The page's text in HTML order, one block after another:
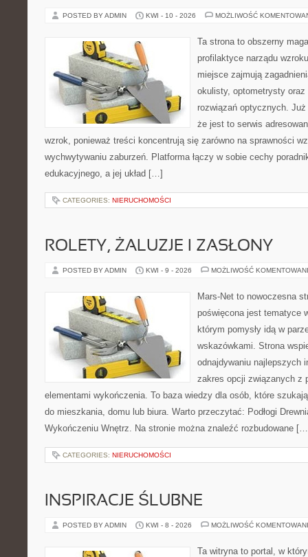
POSTED BY ADMIN KWI - 10 - 2026 MOŻLIWOŚĆ
Ta strona to obszerny
profilaktyce narządu
miejsce zajmują
okulisty, optometrysty oraz
rozwiązań optycznych.
że jest to serwis
wzrok, ponieważ treści koncentrują się zarówno na sprawności
wychwytywaniu zaburzeń. Platforma łączy w sobie cechy
edukacyjnego, a jej układ […]
CATEGORIES: NIERUCHOMOŚCI
ROLETY, ŻALUZJE I ZASŁONY
POSTED BY ADMIN KWI - 9 - 2026 MOŻLIWOŚĆ
Mars-Net to nowoczesna
poświęcona jest tematyce
którym pomysły idą w
wskazówkami. Strona
odnajdywaniu najlepszych
zakres opcji związanych z
elementami wykończenia. To baza wiedzy dla osób, które
do mieszkania, domu lub biura. Warto przeczytać: Podłogi
Wykończeniu Wnętrz. Na stronie można znaleźć rozbudowane
CATEGORIES: NIERUCHOMOŚCI
INSPIRACJE ŚLUBNE
POSTED BY ADMIN KWI - 8 - 2026 MOŻLIWOŚĆ
Ta witryna to portal, w